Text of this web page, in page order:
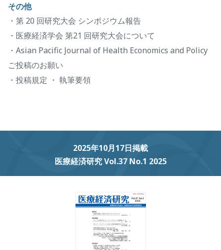
その他
・第 20 回研究大会 シンポジウム報告
・医療経済学会 第21 回研究大会について
・Asian Pacific Journal of Health Economics and Policy
ご投稿のお願い
・投稿規定 ・ 執筆要領
2025年10月17日掲載
医療経済研究 Vol.37 No.1 2025